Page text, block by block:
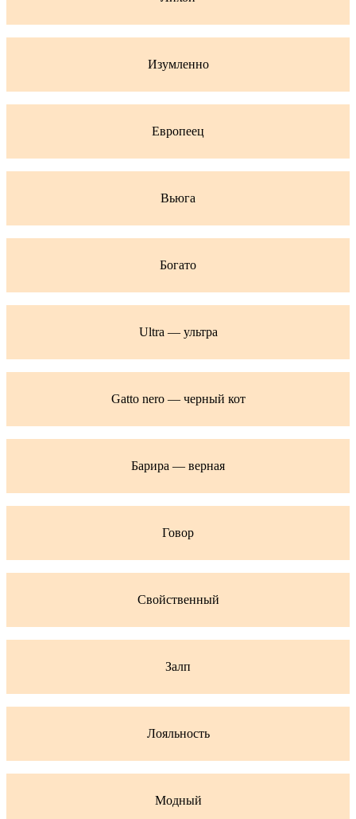
Изумленно
Европеец
Вьюга
Богато
Ultra — ультра
Gatto nero — черный кот
Барира — верная
Говор
Свойственный
Залп
Лояльность
Модный